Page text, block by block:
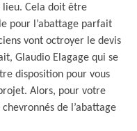
lieu. Cela doit être
pour l’abattage parfait
vont octroyer le devis
Glaudio Elagage qui se
disposition pour vous
Alors, pour votre
de l’abattage